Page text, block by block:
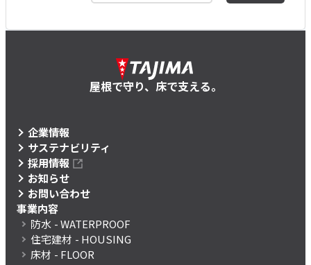
屋根で守り、床で支える。
企業情報
サステナビリティ
採用情報
お知らせ
お問い合わせ
事業内容
防水 - WATERPROOF
住宅建材 - HOUSING
床材 - FLOOR